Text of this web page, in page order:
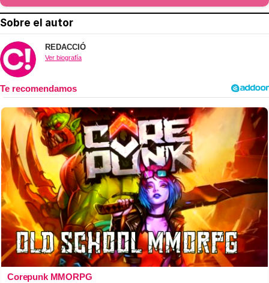
Sobre el autor
REDACCIÓ
Ver biografía
Corepunk MMORPG